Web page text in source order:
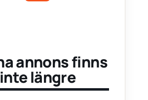
annons finns
inte längre